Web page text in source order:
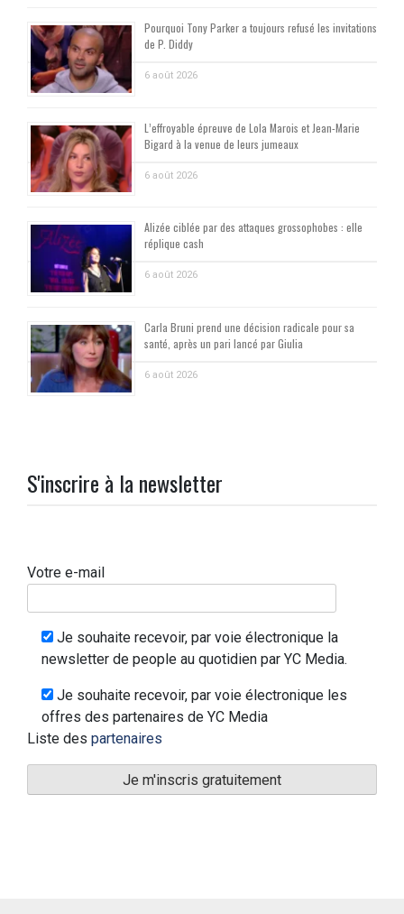
Pourquoi Tony Parker a toujours refusé les invitations
de P. Diddy
6 août 2026
L’effroyable épreuve de Lola Marois et Jean-Marie
Bigard à la venue de leurs jumeaux
6 août 2026
Alizée ciblée par des attaques grossophobes : elle
réplique cash
6 août 2026
Carla Bruni prend une décision radicale pour sa
santé, après un pari lancé par Giulia
6 août 2026
S'inscrire à la newsletter
Votre e-mail
Je souhaite recevoir, par voie électronique la
newsletter de people au quotidien par YC Media.
Je souhaite recevoir, par voie électronique les
offres des partenaires de YC Media
Liste des partenaires